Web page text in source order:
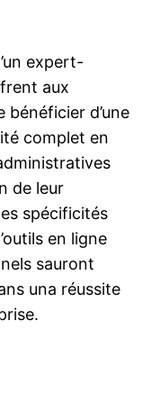
expert-
aux
bénéficier d’une
complet en
de leur
spécificités
en ligne
sauront
una réussite